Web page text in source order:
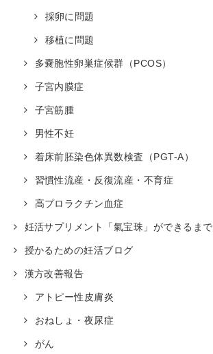
採卵に問題
移植に問題
多嚢胞性卵巣症候群（PCOS）
子宮内膜症
子宮筋腫
男性不妊
着床前胚染色体異数検査（PGT-A）
習慣性流産・反復流産・不育症
高プロラクチン血症
妊活サプリメント「氣宝珠」ができるまで
授かるための妊活ブログ
漢方改善報告
アトピー性皮膚炎
おねしょ・夜尿症
がん